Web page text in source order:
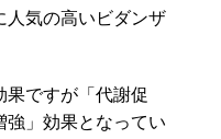
人気の高いビダンザ
果ですが「代謝促
強」効果となってい